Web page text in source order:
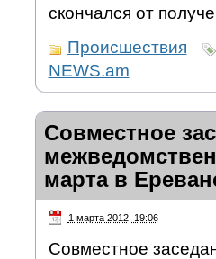
скончался от
Происшествия
NEWS.am
Совместное
марта в
1 марта 2012, 19:06
Совместное